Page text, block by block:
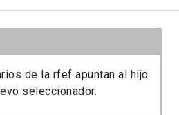
de la rfef apuntan al hijo
seleccionador.